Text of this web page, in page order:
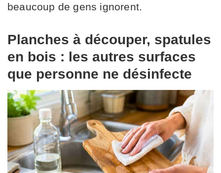
beaucoup de gens ignorent.
Planches à découper, spatules
en bois : les autres surfaces
que personne ne désinfecte